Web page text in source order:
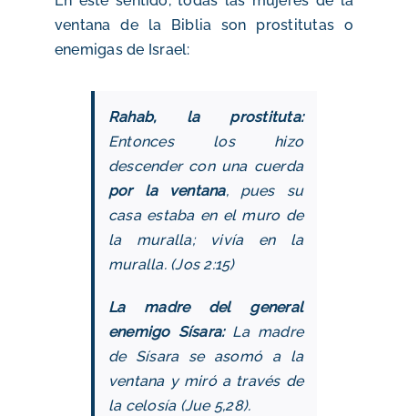
ventana de la Biblia son prostitutas o
enemigas de Israel:
Rahab, la prostituta:
Entonces los hizo
descender con una cuerda
por la ventana, pues su
casa estaba en el muro de
la muralla; vivía en la
muralla. (Jos 2:15)
La madre del general
enemigo Sísara:La madre
de Sísara se asomó a la
ventana y miró a través de
la celosía (Jue 5,28).